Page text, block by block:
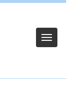
Toggle